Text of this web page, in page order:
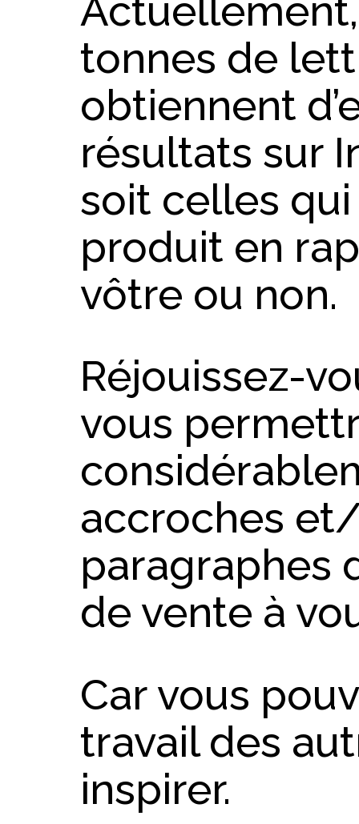
tonnes de
obtiennent
résultats sur
soit celles
produit en
vôtre ou non.
Réjouissez-
vous
accroches
paragraphes
de vente à
Car vous
travail des
inspirer.